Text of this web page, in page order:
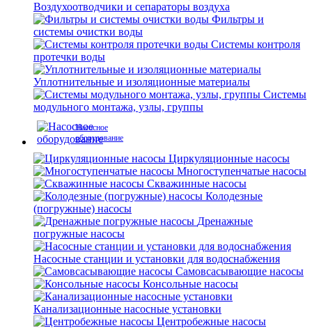
Воздухоотводчики и сепараторы воздуха
Фильтры и
системы очистки воды
Системы контроля
протечки воды
Уплотнительные и изоляционные материалы
Системы
модульного монтажа, узлы, группы
Насосное
оборудование
Циркуляционные насосы
Многоступенчатые насосы
Скважинные насосы
Колодезные
(погружные) насосы
Дренажные
погружные насосы
Насосные станции и установки для водоснабжения
Самовсасывающие насосы
Консольные насосы
Канализационные насосные установки
Центробежные насосы